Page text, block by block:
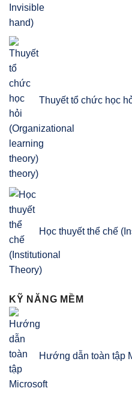
Thuyết tổ chức học
theory)
Học thuyết thể chế
KỸ NĂNG MỀM
Hướng dẫn toàn tập